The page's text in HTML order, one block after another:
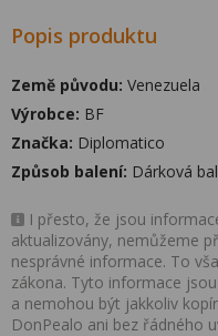
Popis produktu
Země původu: Venezuela
Výrobce: BF
Značka: Diplomatico
Způsob balení: Dárková
I přesto, že jsou
aktualizovány, nemůžeme
nesprávné informace. To
zákona. Tyto informace
a nemohou být jakkoliv
DonPealo ani bez řádného